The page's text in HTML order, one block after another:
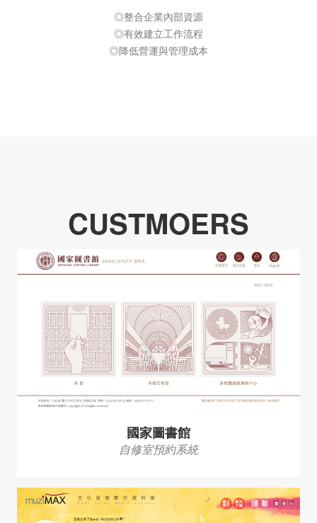
◎整合企業內部資源
◎有效建立工作流程
◎降低營運與管理成本
CUSTMOERS
國家圖書館
自修室預約系統